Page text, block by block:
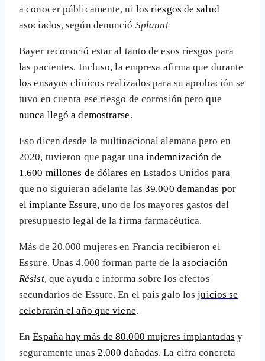
a conocer públicamente, ni losriesgos de salud
asociados, según denunció Splann!
Bayer reconoció estar al tanto de esos riesgos para
las pacientes. Incluso, la empresa afirma que durante
los ensayos clínicos realizados para su aprobación se
tuvo en cuenta ese riesgo de corrosión pero que
nunca llegó a demostrarse.
Eso dicen desde la multinacional alemana pero en
2020, tuvieron que pagar una indemnización de
1.600 millones de dólares en Estados Unidos para
que no siguieran adelante las39.000 demandas por
el implante Essure, uno de los mayores gastos del
presupuesto legal de la firma farmacéutica.
Más de 20.000 mujeres en Francia recibieron el
Essure. Unas 4.000 forman parte de la asociación
Résist, que ayuda e informa sobre los efectos
secundarios de Essure. En el país galo losjuicios se
celebrarán el año que viene.
EnEspaña hay más de 80.000 mujeres implantadas y
seguramente unas 2.000 dañadas. La cifra concreta